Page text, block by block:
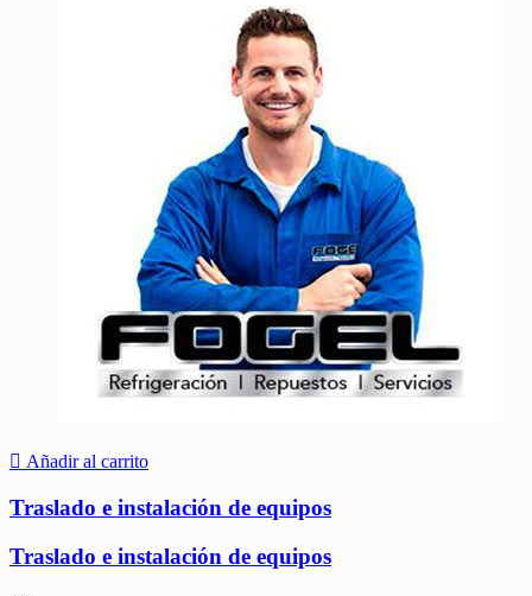
Añadir al carrito
Traslado e instalación de equipos
Traslado e instalación de equipos